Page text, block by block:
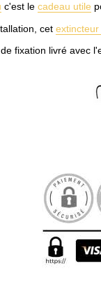
c'est le cadeau utile
cet extincteur
fixation livré avec